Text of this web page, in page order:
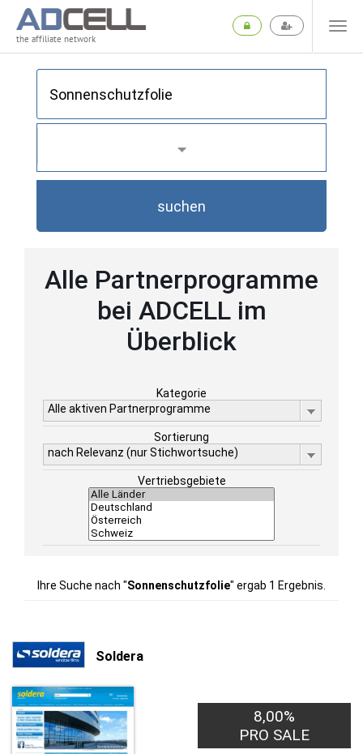
the affiliate network
suchen
Alle Partnerprogramme
bei ADCELL im
Überblick
Kategorie
Alle aktiven Partnerprogramme
Sortierung
nach Relevanz (nur Stichwortsuche)
Vertriebsgebiete
Ihre Suche nach "Sonnenschutzfolie" ergab 1 Ergebnis.
Soldera
8,00%
PRO SALE